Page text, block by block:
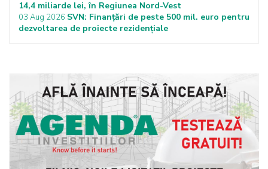
14,4 miliarde lei, în Regiunea Nord-Vest
03 Aug 2026 SVN: Finanțări de peste 500 mil. euro pentru
dezvoltarea de proiecte rezidențiale